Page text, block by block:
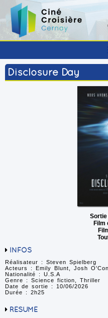
Disclosure Day
Sortie
Film
INFOS
Réalisateur : Steven Spielberg
Acteurs : Emily Blunt, Josh
Nationalité : U.S.A
Genre : Science fiction, Thriller
Date de sortie : 10/06/2026
Durée : 2h25
RÉSUMÉ